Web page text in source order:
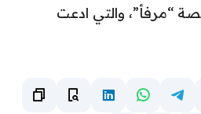
“مرفأ”، والتي ادعت